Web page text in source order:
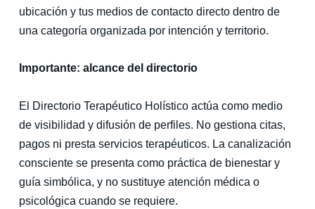
ubicación y tus medios de contacto directo dentro de
una categoría organizada por intención y territorio.
Importante: alcance del directorio
El Directorio Terapéutico Holístico actúa como medio
de visibilidad y difusión de perfiles. No gestiona citas,
pagos ni presta servicios terapéuticos. La canalización
consciente se presenta como práctica de bienestar y
guía simbólica, y no sustituye atención médica o
psicológica cuando se requiere.